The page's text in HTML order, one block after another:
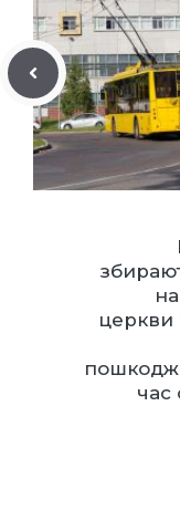
церкви
час